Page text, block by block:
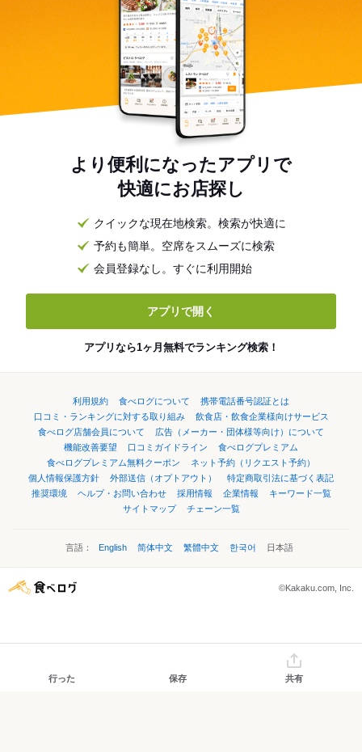
より便利になったアプリで
快適にお店探し
クイックな現在地検索。検索が快適に
予約も簡単。空席をスムーズに検索
会員登録なし。すぐに利用開始
アプリで開く
アプリなら1ヶ月無料でランキング検索！
利用規約 食べログについて
携帯電話番号認証とは
口コミ・ランキングに対する取り組み
飲食店・飲食企業様向けサービス
食べログ店舗会員について
広告（メーカー・団体様等向け）について
機能改善要望
口コミガイドライン
食べログプレミアム
食べログプレミアム無料クーポン
ネット予約（リクエスト予約）
個人情報保護方針
外部送信（オプトアウト）
特定商取引法に基づく表記
推奨環境
ヘルプ・お問い合わせ 採用情報 企業情報
キーワード一覧
サイトマップ
チェーン一覧
言語： English 简体中文 繁體中文 한국어 日本語
©Kakaku.com, Inc.
行った 保存 共有